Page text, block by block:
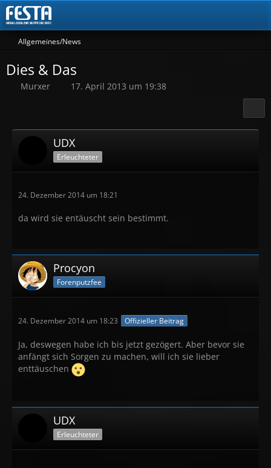
Allgemeines/News
Dies & Das
Murxer 17. April 2013 um 19:38
UDX
Erleuchteter
24. Dezember 2014 um 18:21
da wird sie entäuscht sein bestimmt.
Procyon
Forenputzfee
24. Dezember 2014 um 18:23 Offizieller Beitrag
Ja, deswegen habe ich bis jetzt gezögert. Aber bevor sie
anfängt sich Sorgen zu machen, will ich sie lieber
enttäuschen
UDX
Erleuchteter